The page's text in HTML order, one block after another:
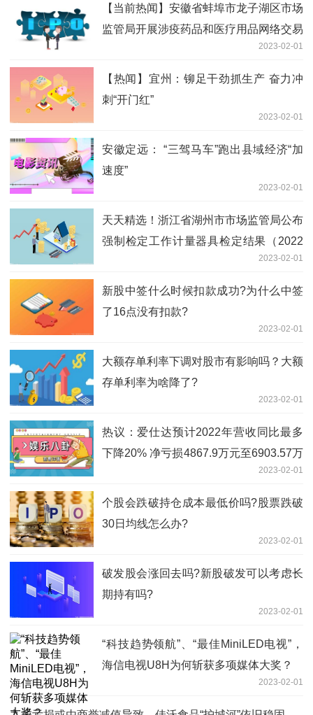
【当前热闻】安徽省蚌埠市龙子湖区市场
监管局开展涉疫药品和医疗用品网络交易
2023-02-01
【热闻】宜州：铆足干劲抓生产 奋力冲
刺“开门红”
2023-02-01
安徽定远： “三驾马车”跑出县域经济“加
速度”
2023-02-01
天天精选！浙江省湖州市市场监管局公布
强制检定工作计量器具检定结果（2022
2023-02-01
新股中签什么时候扣款成功?为什么中签
了16点没有扣款?
2023-02-01
大额存单利率下调对股市有影响吗？大额
存单利率为啥降了?
2023-02-01
热议：爱仕达预计2022年营收同比最多
下降20% 净亏损4867.9万元至6903.57万
2023-02-01
个股会跌破持仓成本最低价吗?股票跌破
30日均线怎么办?
2023-02-01
破发股会涨回去吗?新股破发可以考虑长
期持有吗?
2023-02-01
“科技趋势领航”、“最佳MiniLED电视”，
海信电视U8H为何斩获多项媒体大奖？
2023-02-01